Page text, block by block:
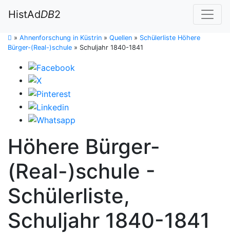
HistAdDB2
» Ahnenforschung in Küstrin » Quellen » Schülerliste Höhere
Bürger-(Real-)schule » Schuljahr 1840-1841
Höhere Bürger-
(Real-)schule -
Schülerliste,
Schuljahr 1840-1841